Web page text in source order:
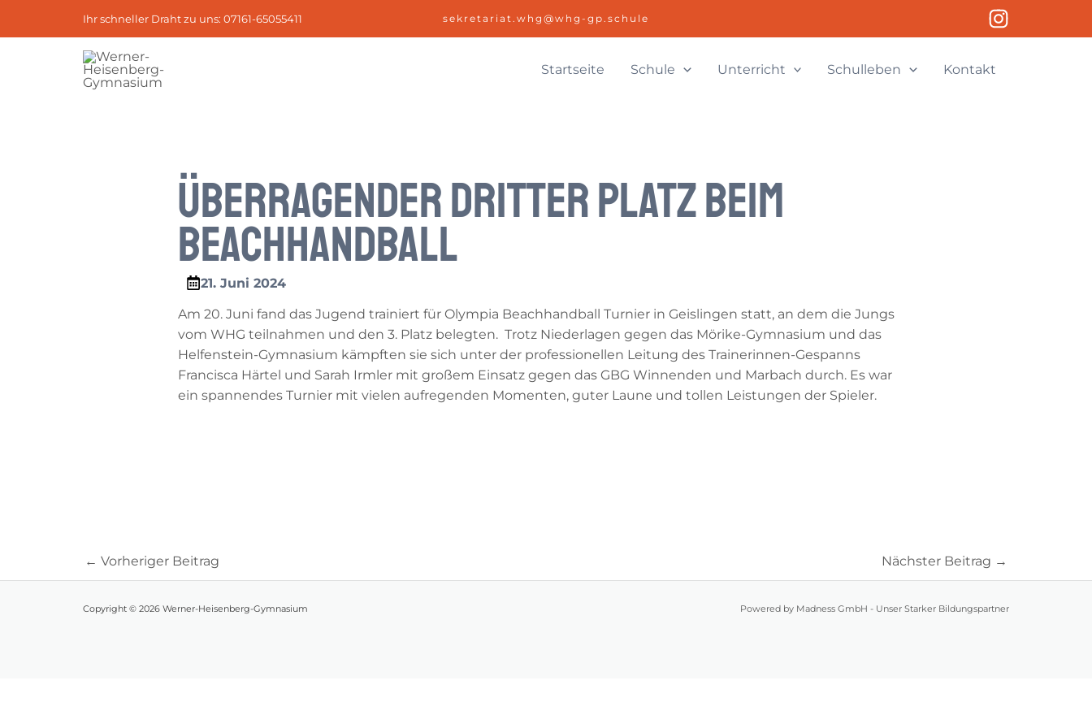
Ihr schneller Draht zu uns: 07161-65055411 sekretariat.whg@whg-gp.schule
Startseite Schule Unterricht Schulleben Kontakt
Überragender dritter Platz beim
Beachhandball
21. Juni 2024
Am 20. Juni fand das Jugend trainiert für Olympia Beachhandball Turnier in Geislingen statt, an dem die Jungs
vom WHG teilnahmen und den 3. Platz belegten. Trotz Niederlagen gegen das Mörike-Gymnasium und das
Helfenstein-Gymnasium kämpften sie sich unter der professionellen Leitung des Trainerinnen-Gespanns
Francisca Härtel und Sarah Irmler mit großem Einsatz gegen das GBG Winnenden und Marbach durch. Es war
ein spannendes Turnier mit vielen aufregenden Momenten, guter Laune und tollen Leistungen der Spieler.
← Vorheriger Beitrag Nächster Beitrag →
Copyright © 2026 Werner-Heisenberg-Gymnasium Powered by Madness GmbH - Unser Starker Bildungspartner